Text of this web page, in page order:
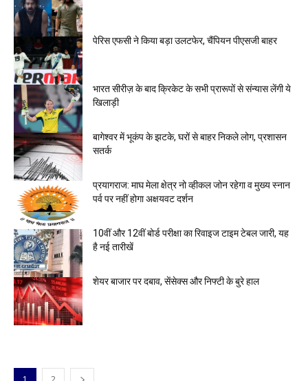
पेरिस एफसी ने किया बड़ा उलटफेर, चैंपियन पीएसजी बाहर
भारत सीरीज़ के बाद क्रिकेट के सभी प्रारूपों से संन्यास लेंगी ये
खिलाड़ी
बागेश्वर में भूकंप के झटके, घरों से बाहर निकले लोग, प्रशासन
सतर्क
प्रयागराज: माघ मेला क्षेत्र नो व्हीकल जोन रहेगा व मुख्य स्नान
पर्व पर नहीं होगा अक्षयवट दर्शन
10वीं और 12वीं बोर्ड परीक्षा का रिवाइज टाइम टेबल जारी, यह
है नई तारीखें
शेयर बाजार पर दबाव, सेंसेक्स और निफ्टी के बुरे हाल